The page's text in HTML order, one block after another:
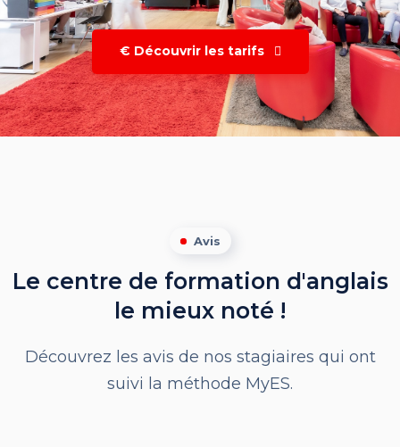
€ Découvrir les tarifs
Avis
Le centre de formation d'anglais
le mieux noté !
Découvrez les avis de nos stagiaires qui ont
suivi la méthode MyES.